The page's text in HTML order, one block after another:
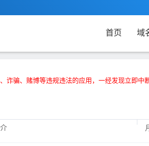
首页 域
诈骗、赌博等违规违法的应用，一经发现立即中